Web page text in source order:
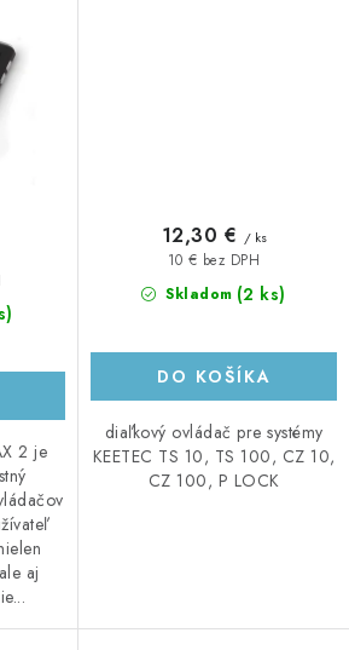
2 je
aj
Skladom (2 ks)
10 € bez DPH
12,30 € / ks
DO KOŠÍKA
diaľkový ovládač pre systémy
KEETEC TS 10, TS 100, CZ 10,
CZ 100, P LOCK